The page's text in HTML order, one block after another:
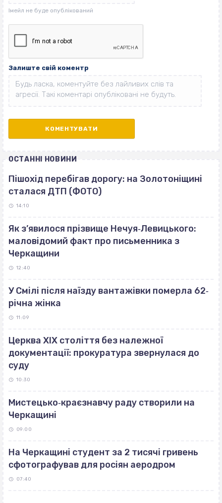
Залиште свій коментр
ОСТАННІ НОВИНИ
Пішохід перебігав дорогу: на Золотоніщині
сталася ДТП (ФОТО)
14:10
Як з’явилося прізвище Нечуя‐Левицького:
маловідомий факт про письменника з
Черкащини
12:40
У Смілі після наїзду вантажівки померла 62‐
річна жінка
11:09
Церква ХІХ століття без належної
документації: прокуратура звернулася до
суду
10:30
Мистецько‐краєзнавчу раду створили на
Черкащині
09:00
На Черкащині студент за 2 тисячі гривень
сфотографував для росіян аеродром
07:40